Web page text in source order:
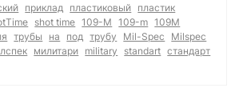
приклад пластиковый пластик
shot time 109-М 109-m 109М
трубы на под трубу Mil-Spec
Milspec
милитари military standart стандарт